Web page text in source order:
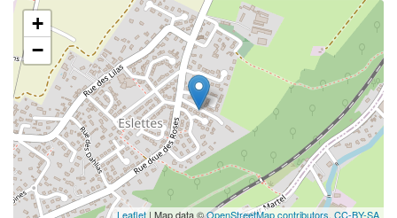
+
−
Leaflet | Map data ©OpenStreetMap contributors, CC-BY-SA